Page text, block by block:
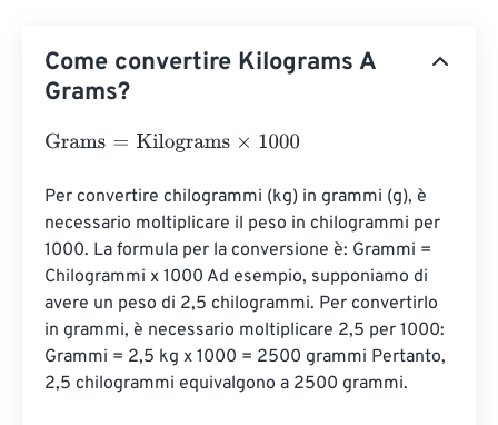
Come convertire Kilograms A
Grams?
Grams= Kilograms×1000
Per convertire chilogrammi (kg) in grammi (g), è
necessario moltiplicare il peso in chilogrammi per
1000. La formula per la conversione è: Grammi =
Chilogrammi x 1000 Ad esempio, supponiamo di
avere un peso di 2,5 chilogrammi. Per convertirlo
in grammi, è necessario moltiplicare 2,5 per 1000:
Grammi = 2,5 kg x 1000 = 2500 grammi Pertanto,
2,5 chilogrammi equivalgono a 2500 grammi.